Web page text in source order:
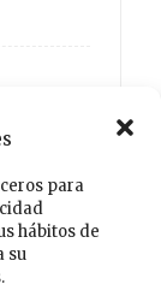
para
hábitos de
su
TikTok